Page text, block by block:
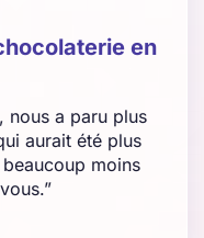
en
nous a paru plus
aurait été plus
moins